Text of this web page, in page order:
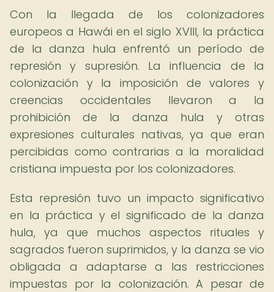
Con la llegada de los colonizadores
europeos a Hawái en el siglo XVIII, la práctica
de la danza hula enfrentó un período de
represión y supresión. La influencia de la
colonización y la imposición de valores y
creencias occidentales llevaron a la
prohibición de la danza hula y otras
expresiones culturales nativas, ya que eran
percibidas como contrarias a la moralidad
cristiana impuesta por los colonizadores.
Esta represión tuvo un impacto significativo
en la práctica y el significado de la danza
hula, ya que muchos aspectos rituales y
sagrados fueron suprimidos, y la danza se vio
obligada a adaptarse a las restricciones
impuestas por la colonización. A pesar de